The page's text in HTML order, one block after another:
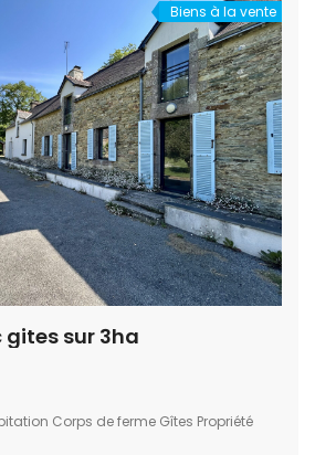
Biens à la vente
sur 3ha
Corps de ferme Gîtes Propriété